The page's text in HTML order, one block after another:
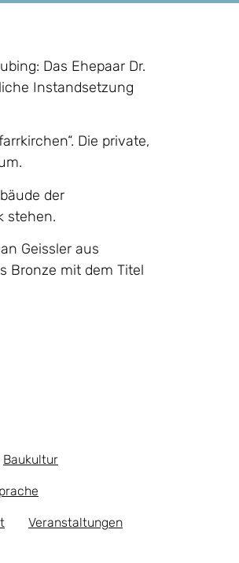
Das Ehepaar Dr.
Instandsetzung
Die private,
der
stehen.
Geissler aus
Bronze mit dem Titel
Baukultur
Veranstaltungen